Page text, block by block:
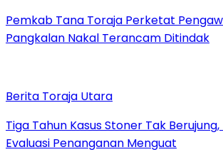
Pemkab Tana Toraja Perketat
Pangkalan Nakal Terancam Ditindak
Berita Toraja Utara
Tiga Tahun Kasus Stoner Tak
Evaluasi Penanganan Menguat